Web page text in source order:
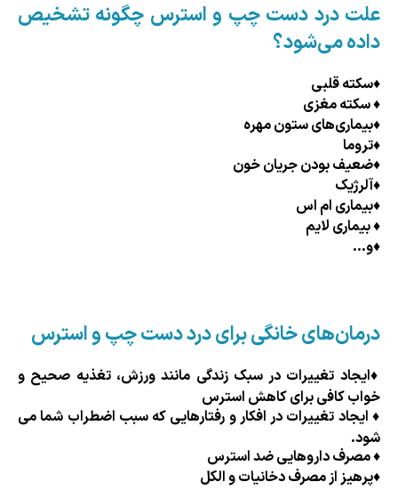
علت درد دست چپ و استرس چگونه تشخیص
داده می‌شود؟
♦سکته قلبی
♦سکته مغزی
♦بیماری‌های ستون مهره
♦تروما
♦ضعیف بودن جریان خون
♦آلرژیک
♦بیماری ام اس
♦بیماری لایم
♦و...
درمان‌های خانگی برای درد دست چپ و استرس
♦ایجاد تغییرات در سبک زندگی مانند ورزش، تغذیه صحیح و
خواب کافی برای کاهش استرس
♦ ایجاد تغییرات در افکار و رفتارهایی که سبب اضطراب شما می
شود.
♦مصرف داروهایی ضد استرس
♦پرهیز از مصرف دخانیات و الکل